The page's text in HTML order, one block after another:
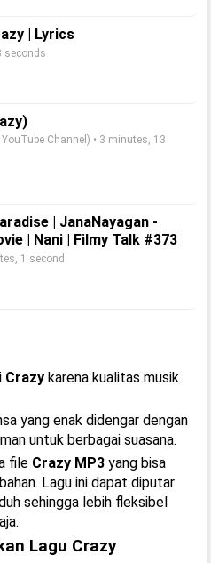
| Lyrics
seconds
Channel) • 3 minutes, 13
| JanaNayagan -
| Nani | Filmy Talk #373
1 second
Crazy karena kualitas musik
yang enak didengar dengan
untuk berbagai suasana.
file Crazy MP3 yang bisa
Lagu ini dapat diputar
sehingga lebih fleksibel
Lagu Crazy